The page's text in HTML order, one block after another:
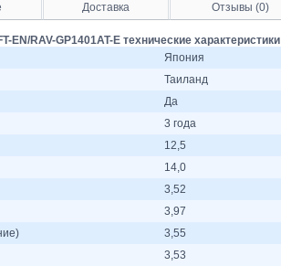
Доставка Отзывы (0)
EN/RAV-GP1401AT-E технические характеристики
Япония
Таиланд
Да
3 года
12,5
14,0
3,52
3,97
3,55
3,53